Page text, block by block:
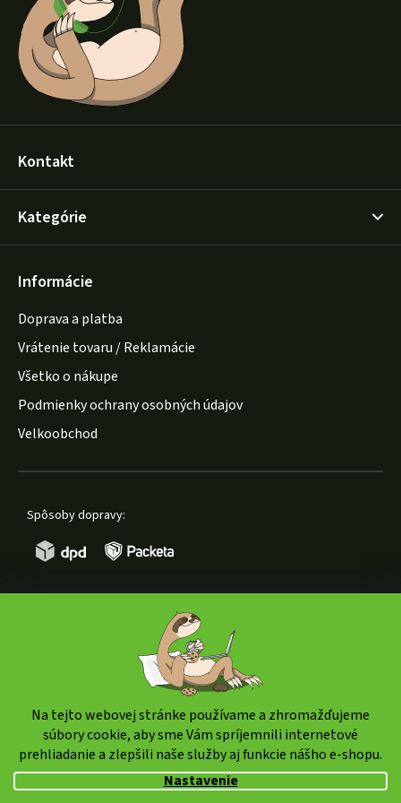
Na tejto webovej stránke používame a zhromažďujeme
súbory cookie, aby sme Vám spríjemnili internetové
prehliadanie a zlepšili naše služby aj funkcie nášho e-shopu.
Nastavenie
Kontakt
Kategórie
Informácie
Doprava a platba
Vrátenie tovaru / Reklamácie
Všetko o nákupe
Podmienky ochrany osobných údajov
Velkoobchod
Spôsoby dopravy:
Copyright 2026weedshop.sk. Všetky práva vyhradené.
Upraviť nastavenie cookies